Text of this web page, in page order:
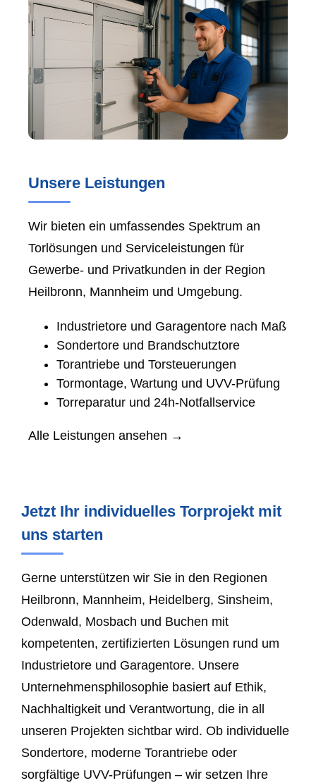
Unsere Leistungen
Wir bieten ein umfassendes Spektrum an
Torlösungen und Serviceleistungen für
Gewerbe- und Privatkunden in der Region
Heilbronn, Mannheim und Umgebung.
Industrietore und Garagentore nach Maß
Sondertore und Brandschutztore
Torantriebe und Torsteuerungen
Tormontage, Wartung und UVV-Prüfung
Torreparatur und 24h-Notfallservice
Alle Leistungen ansehen →
Jetzt Ihr individuelles Torprojekt mit
uns starten
Gerne unterstützen wir Sie in den Regionen
Heilbronn, Mannheim, Heidelberg, Sinsheim,
Odenwald, Mosbach und Buchen mit
kompetenten, zertifizierten Lösungen rund um
Industrietore und Garagentore. Unsere
Unternehmensphilosophie basiert auf Ethik,
Nachhaltigkeit und Verantwortung, die in all
unseren Projekten sichtbar wird. Ob individuelle
Sondertore, moderne Torantriebe oder
sorgfältige UVV-Prüfungen – wir setzen Ihre